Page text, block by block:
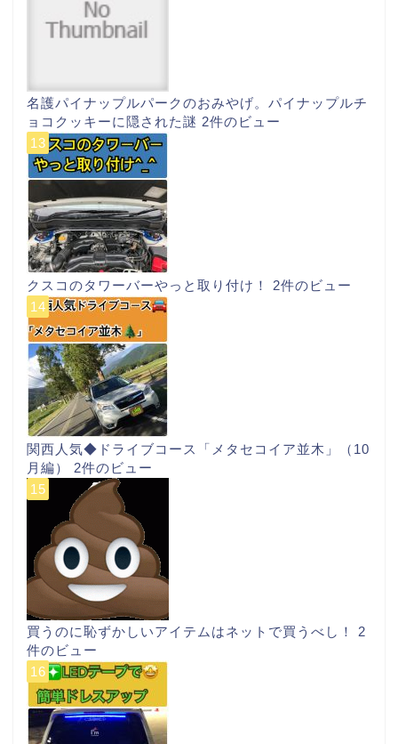
名護パイナップルパークのおみやげ。パイナップルチ
ョコクッキーに隠された謎 2件のビュー
クスコのタワーバーやっと取り付け！ 2件のビュー
関西人気◆ドライブコース「メタセコイア並木」（10
月編） 2件のビュー
買うのに恥ずかしいアイテムはネットで買うべし！ 2
件のビュー